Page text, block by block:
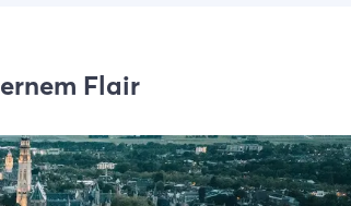
Flair